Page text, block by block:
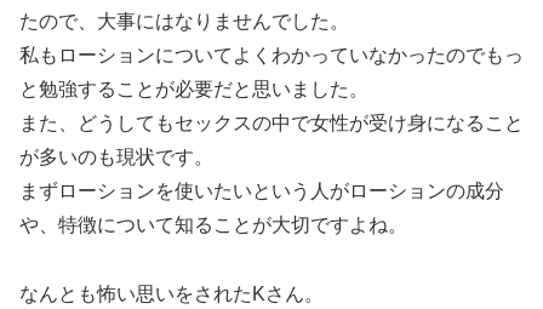
たので、大事にはなりませんでした。
私もローションについてよくわかっていなかったのでもっ
と勉強することが必要だと思いました。
また、どうしてもセックスの中で女性が受け身になること
が多いのも現状です。
まずローションを使いたいという人がローションの成分
や、特徴について知ることが大切ですよね。
なんとも怖い思いをされたKさん。